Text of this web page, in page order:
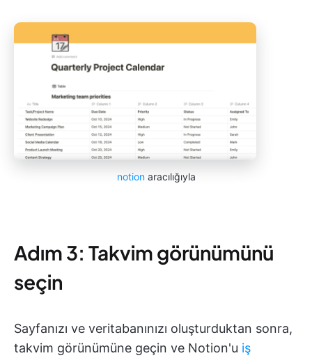
notionaracılığıyla
Adım 3: Takvim görünümünü
seçin
Sayfanızı ve veritabanınızı oluşturduktan sonra,
takvim görünümüne geçin ve Notion'u iş